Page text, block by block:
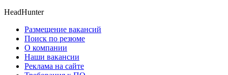
HeadHunter
Размещение вакансий
Поиск по резюме
О компании
Наши вакансии
Реклама на сайте